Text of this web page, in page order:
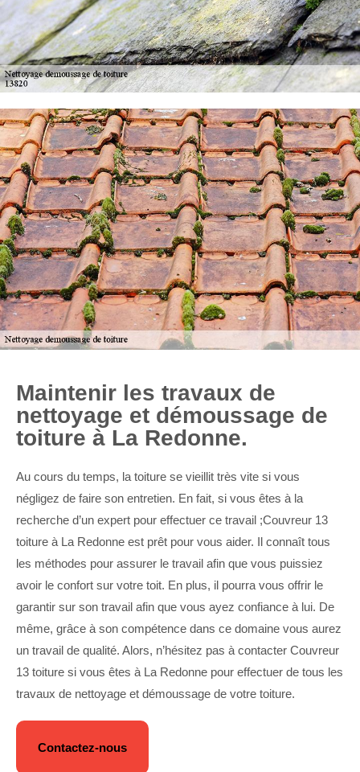
Maintenir les travaux de
nettoyage et démoussage de
toiture à La Redonne.
Au cours du temps, la toiture se vieillit très vite si vous
négligez de faire son entretien. En fait, si vous êtes à la
recherche d’un expert pour effectuer ce travail ;Couvreur 13
toiture à La Redonne est prêt pour vous aider. Il connaît tous
les méthodes pour assurer le travail afin que vous puissiez
avoir le confort sur votre toit. En plus, il pourra vous offrir le
garantir sur son travail afin que vous ayez confiance à lui. De
même, grâce à son compétence dans ce domaine vous aurez
un travail de qualité. Alors, n’hésitez pas à contacter Couvreur
13 toiture si vous êtes à La Redonne pour effectuer de tous les
travaux de nettoyage et démoussage de votre toiture.
Contactez-nous